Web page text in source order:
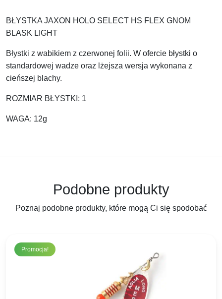
BŁYSTKA JAXON HOLO SELECT HS FLEX GNOM
BLASK LIGHT
Błystki z wabikiem z czerwonej folii. W ofercie błystki o
standardowej wadze oraz lżejsza wersja wykonana z
cieńszej blachy.
ROZMIAR BŁYSTKI: 1
WAGA: 12g
Podobne produkty
Poznaj podobne produkty, które mogą Ci się spodobać
Promocja!